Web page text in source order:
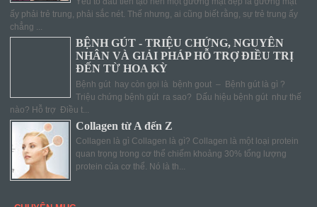
Yếu tố đầu tiên tạo nên một gương mặt đẹp là gương mặt
ấy phải trẻ trung, phải sắc nét. Thế nhưng, ai cũng biết rằng, sự trẻ trung ấy
chẳng ...
BỆNH GÚT - TRIỆU CHỨNG, NGUYÊN
NHÂN VÀ GIẢI PHÁP HỖ TRỢ ĐIỀU TRỊ
ĐẾN TỪ HOA KỲ
Bệnh gút hay còn gọi là bệnh gout – Bệnh gút là gì ?
Triệu chứng bệnh gút ra sao? Dấu hiệu bệnh gút như thế
nào? Hỗ trợ Điều t...
Collagen từ A đến Z
Collagen là gì Collagen là gì? Collagen là một loại protein
quan trọng trong cơ thể chiếm khoảng 30% tổng lượng
protein của cơ thể. Nó là th...